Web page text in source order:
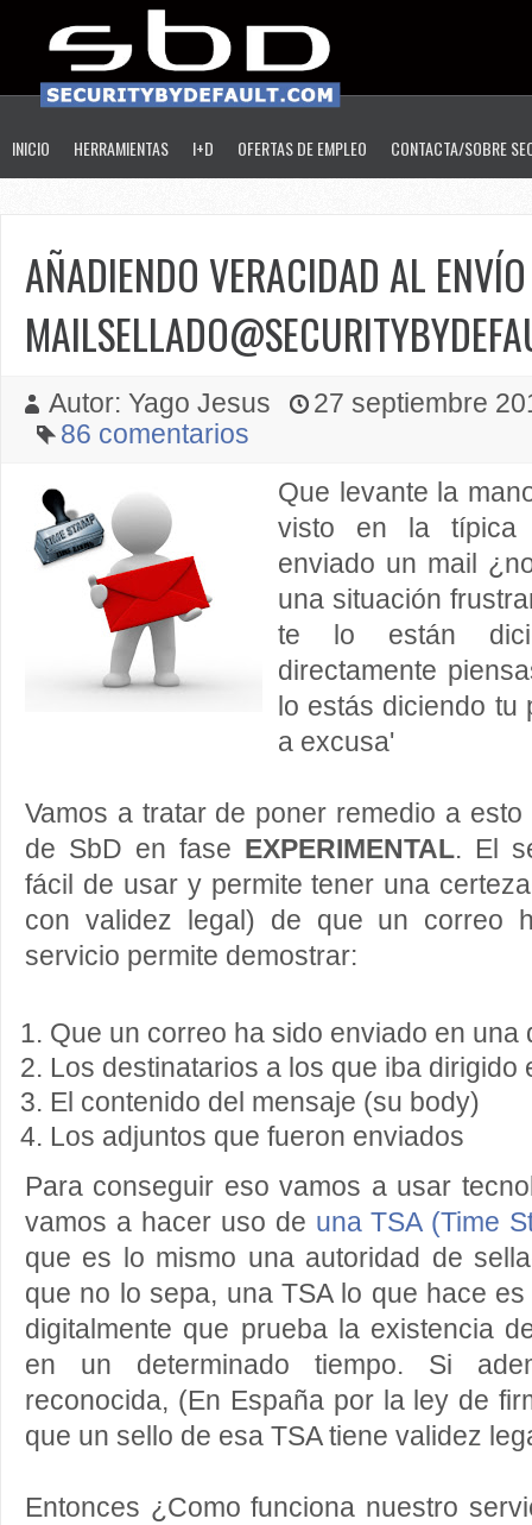
INICIO HERRAMIENTAS I+D OFERTAS DE EMPLEO CONTACTA/SOBRE
AÑADIENDO VERACIDAD AL
Autor: Yago Jesus
27 septiembre
86 comentarios
Que levante la
visto en la típica
enviado un mail
una situación
te lo están
directamente
lo estás diciendo
a excusa'
Vamos a tratar de poner remedio a
de SbD en fase EXPERIMENTAL. El
fácil de usar y permite tener una
con validez legal) de que un correo
servicio permite demostrar:
Que un correo ha sido enviado en una
Los destinatarios a los que iba dirigido
El contenido del mensaje (su body)
Los adjuntos que fueron enviados
Para conseguir eso vamos a usar
vamos a hacer uso de una TSA (Time
que es lo mismo una autoridad de
que no lo sepa, una TSA lo que hace
digitalmente que prueba la existencia
en un determinado tiempo. Si
reconocida, (En España por la ley de
que un sello de esa TSA tiene validez
Entonces ¿Como funciona nuestro